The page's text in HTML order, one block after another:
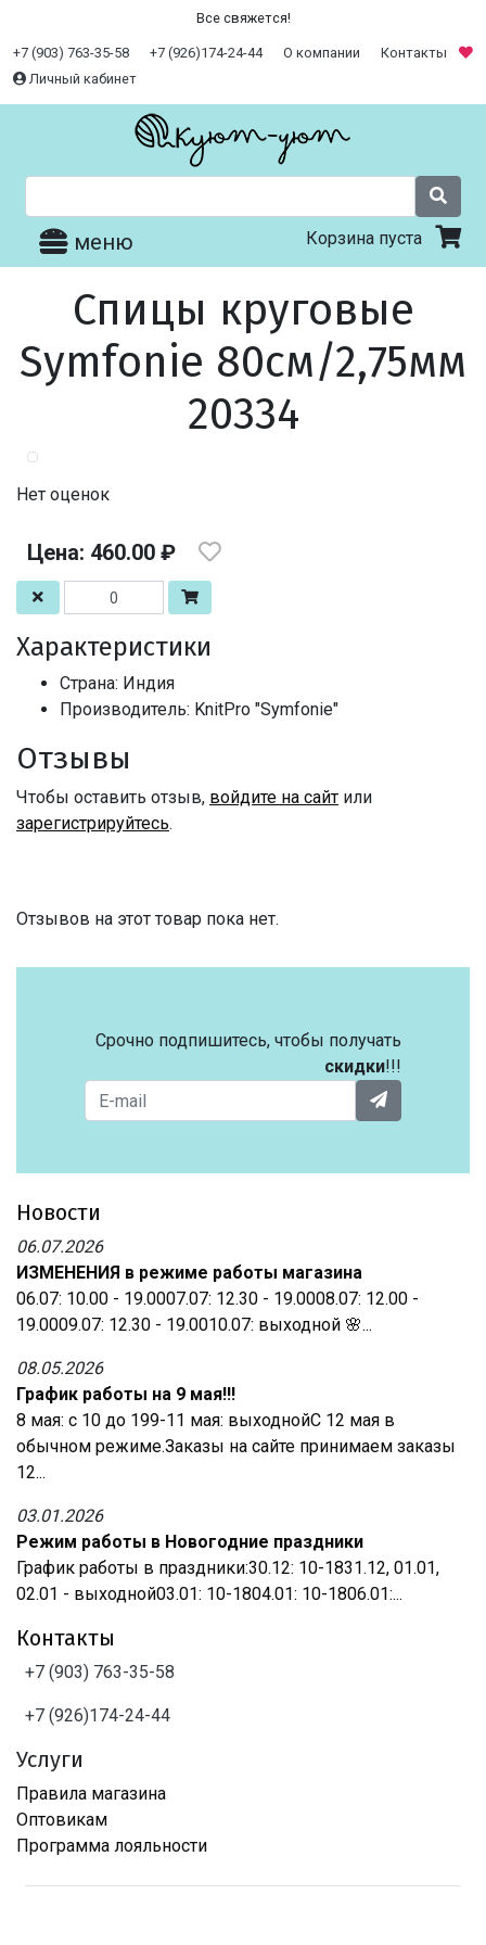
Все свяжется!
+7 (903) 763-35-58 +7 (926)174-24-44 О компании
Контакты
Личный кабинет
меню Корзина пуста
Спицы круговые
Symfonie 80см/2,75мм
20334
Нет оценок
Цена: 460.00 ₽
Характеристики
Страна: Индия
Производитель: KnitPro "Symfonie"
Отзывы
Чтобы оставить отзыв, войдите на сайт или
зарегистрируйтесь.
Отзывов на этот товар пока нет.
Срочно подпишитесь, чтобы получать
скидки!!!
Новости
06.07.2026
ИЗМЕНЕНИЯ в режиме работы магазина
06.07: 10.00 - 19.0007.07: 12.30 - 19.0008.07: 12.00 -
19.0009.07: 12.30 - 19.0010.07: выходной 🌸...
08.05.2026
График работы на 9 мая!!!
8 мая: с 10 до 199-11 мая: выходнойС 12 мая в
обычном режиме.Заказы на сайте принимаем заказы
12...
03.01.2026
Режим работы в Новогодние праздники
График работы в праздники:30.12: 10-1831.12, 01.01,
02.01 - выходной03.01: 10-1804.01: 10-1806.01:...
Контакты
+7 (903) 763-35-58
+7 (926)174-24-44
Услуги
Правила магазина
Оптовикам
Программа лояльности